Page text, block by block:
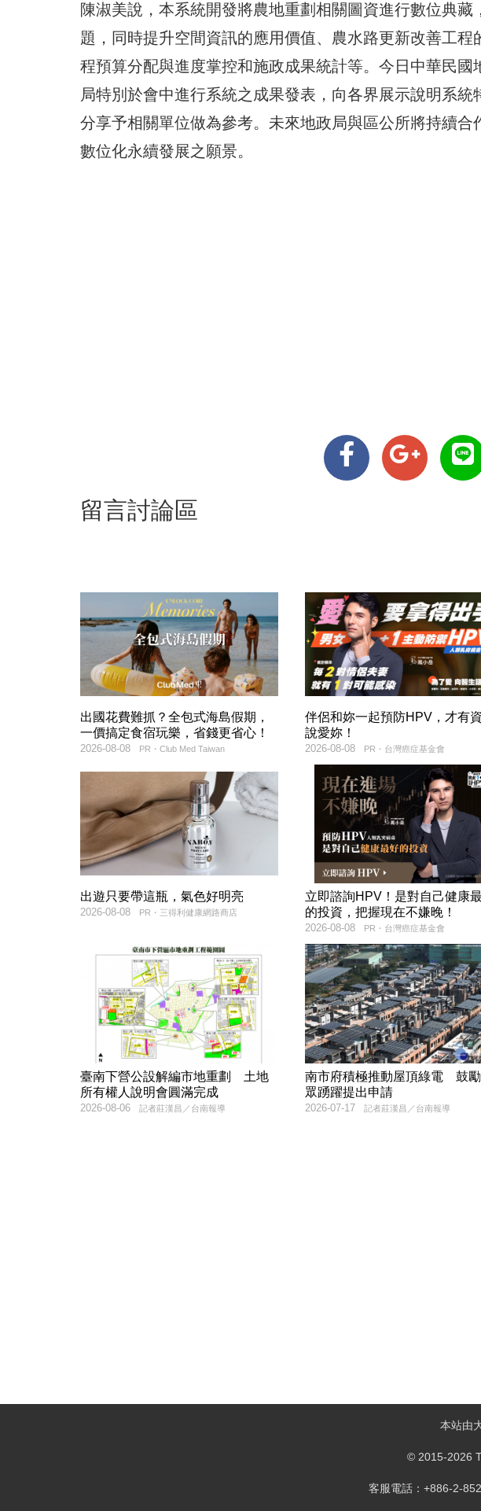
陳淑美說，本系統開發將農地重劃相關圖資進行數位典
題，同時提升空間資訊的應用價值、農水路更新改善工
程預算分配與進度掌控和施政成果統計等。今日中華民
局特別於會中進行系統之成果發表，向各界展示說明系
分享予相關單位做為參考。未來地政局與區公所將持續合
數位化永續發展之願景。
留言討論區
出國花費難抓？全包式海島假期，
一價搞定食宿玩樂，省錢更省心！
PR・Club Med Taiwan
2026-08-08
伴侶和妳一起預防HPV，才有
說愛妳！
PR・台灣癌症基金會
2026-08-08
出遊只要帶這瓶，氣色好明亮
PR・三得利健康網路商店
2026-08-08
立即諮詢HPV！是對自己健康
的投資，把握現在不嫌晚！
PR・台灣癌症基金會
2026-08-08
臺南下營公設解編市地重劃 土地
所有權人說明會圓滿完成
記者莊漢昌／台南報導
2026-08-06
南市府積極推動屋頂綠電 鼓
眾踴躍提出申請
記者莊漢昌／台南報導
2026-07-17
本站由
© 2015-2026
客服電話：+886-2-